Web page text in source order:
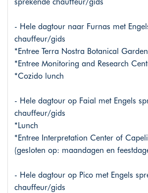
sprekende chauffeur/gids
- Hele dagtour naar Furnas met
chauffeur/gids
*Entree Terra Nostra Botanical Garden
*Entree Monitoring and Research
*Cozido lunch
- Hele dagtour op Faial met Engels
chauffeur/gids
*Lunch
*Entree Interpretation Center of
(gesloten op: maandagen en
- Hele dagtour op Pico met Engels
chauffeur/gids